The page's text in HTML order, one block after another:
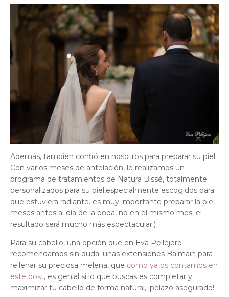
Además, también confió en nosotros para preparar su piel.
Con varios meses de antelación, le realizamos un
programa de tratamientos de Natura Bissé, totalmente
personalizados para su piel,especialmente escogidos para
que estuviera radiante. es muy importante preparar la piel
meses antes al día de la boda, no en el mismo mes, el
resultado será mucho más espectacular;)
Para su cabello, una opción que en Eva Pellejero
recomendamos sin duda: unas extensiones Balmain para
rellenar su preciosa melena, que como ya os contamos en
este post, es genial si lo que buscas es completar y
maximizar tu cabello de forma natural, ¡pelazo asegurado!